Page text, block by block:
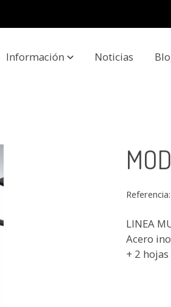
Información Noticias
LINEA
Acero
+ 2